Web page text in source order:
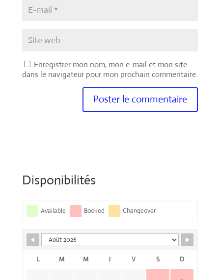
Enregistrer mon nom, mon e-mail et mon site
dans le navigateur pour mon prochain commentaire.
Disponibilités
Available Booked Changeover
L M M J V S D